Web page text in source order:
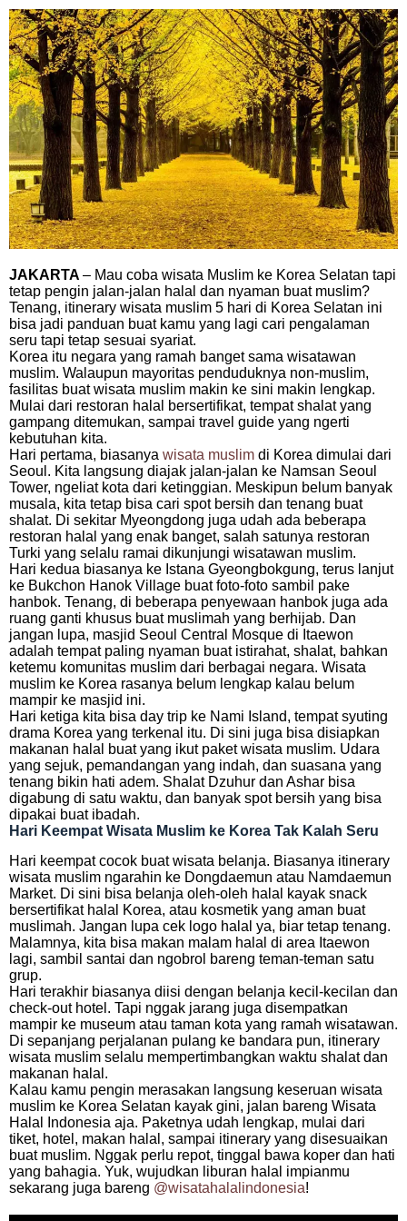
JAKARTA – Mau coba wisata Muslim ke Korea Selatan tapi
tetap pengin jalan-jalan halal dan nyaman buat muslim?
Tenang, itinerary wisata muslim 5 hari di Korea Selatan ini
bisa jadi panduan buat kamu yang lagi cari pengalaman
seru tapi tetap sesuai syariat.
Korea itu negara yang ramah banget sama wisatawan
muslim. Walaupun mayoritas penduduknya non-muslim,
fasilitas buat wisata muslim makin ke sini makin lengkap.
Mulai dari restoran halal bersertifikat, tempat shalat yang
gampang ditemukan, sampai travel guide yang ngerti
kebutuhan kita.
Hari pertama, biasanya wisata muslim di Korea dimulai dari
Seoul. Kita langsung diajak jalan-jalan ke Namsan Seoul
Tower, ngeliat kota dari ketinggian. Meskipun belum banyak
musala, kita tetap bisa cari spot bersih dan tenang buat
shalat. Di sekitar Myeongdong juga udah ada beberapa
restoran halal yang enak banget, salah satunya restoran
Turki yang selalu ramai dikunjungi wisatawan muslim.
Hari kedua biasanya ke Istana Gyeongbokgung, terus lanjut
ke Bukchon Hanok Village buat foto-foto sambil pake
hanbok. Tenang, di beberapa penyewaan hanbok juga ada
ruang ganti khusus buat muslimah yang berhijab. Dan
jangan lupa, masjid Seoul Central Mosque di Itaewon
adalah tempat paling nyaman buat istirahat, shalat, bahkan
ketemu komunitas muslim dari berbagai negara. Wisata
muslim ke Korea rasanya belum lengkap kalau belum
mampir ke masjid ini.
Hari ketiga kita bisa day trip ke Nami Island, tempat syuting
drama Korea yang terkenal itu. Di sini juga bisa disiapkan
makanan halal buat yang ikut paket wisata muslim. Udara
yang sejuk, pemandangan yang indah, dan suasana yang
tenang bikin hati adem. Shalat Dzuhur dan Ashar bisa
digabung di satu waktu, dan banyak spot bersih yang bisa
dipakai buat ibadah.
Hari Keempat Wisata Muslim ke Korea Tak Kalah Seru
Hari keempat cocok buat wisata belanja. Biasanya itinerary
wisata muslim ngarahin ke Dongdaemun atau Namdaemun
Market. Di sini bisa belanja oleh-oleh halal kayak snack
bersertifikat halal Korea, atau kosmetik yang aman buat
muslimah. Jangan lupa cek logo halal ya, biar tetap tenang.
Malamnya, kita bisa makan malam halal di area Itaewon
lagi, sambil santai dan ngobrol bareng teman-teman satu
grup.
Hari terakhir biasanya diisi dengan belanja kecil-kecilan dan
check-out hotel. Tapi nggak jarang juga disempatkan
mampir ke museum atau taman kota yang ramah wisatawan.
Di sepanjang perjalanan pulang ke bandara pun, itinerary
wisata muslim selalu mempertimbangkan waktu shalat dan
makanan halal.
Kalau kamu pengin merasakan langsung keseruan wisata
muslim ke Korea Selatan kayak gini, jalan bareng Wisata
Halal Indonesia aja. Paketnya udah lengkap, mulai dari
tiket, hotel, makan halal, sampai itinerary yang disesuaikan
buat muslim. Nggak perlu repot, tinggal bawa koper dan hati
yang bahagia. Yuk, wujudkan liburan halal impianmu
sekarang juga bareng @wisatahalalindonesia!